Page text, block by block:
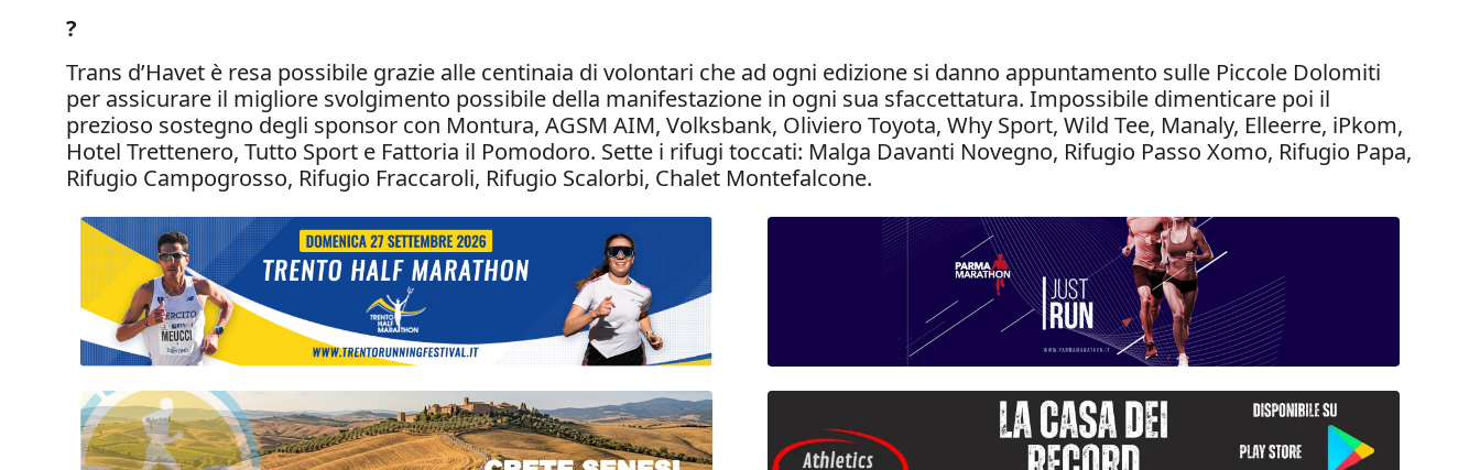
?
Trans d’Havet è resa possibile grazie alle centinaia di volontari che ad ogni edizione si danno appuntamento sulle Piccole Dolomiti
per assicurare il migliore svolgimento possibile della manifestazione in ogni sua sfaccettatura. Impossibile dimenticare poi il
prezioso sostegno degli sponsor con Montura, AGSM AIM, Volksbank, Oliviero Toyota, Why Sport, Wild Tee, Manaly, Elleerre, iPkom,
Hotel Trettenero, Tutto Sport e Fattoria il Pomodoro. Sette i rifugi toccati: Malga Davanti Novegno, Rifugio Passo Xomo, Rifugio Papa,
Rifugio Campogrosso, Rifugio Fraccaroli, Rifugio Scalorbi, Chalet Montefalcone.